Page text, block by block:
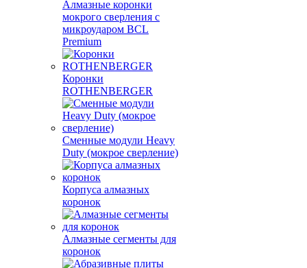
Алмазные коронки
мокрого сверления с
микроударом BCL
Premium
Коронки
ROTHENBERGER
Сменные модули Heavy
Duty (мокрое сверление)
Корпуса алмазных
коронок
Алмазные сегменты для
коронок